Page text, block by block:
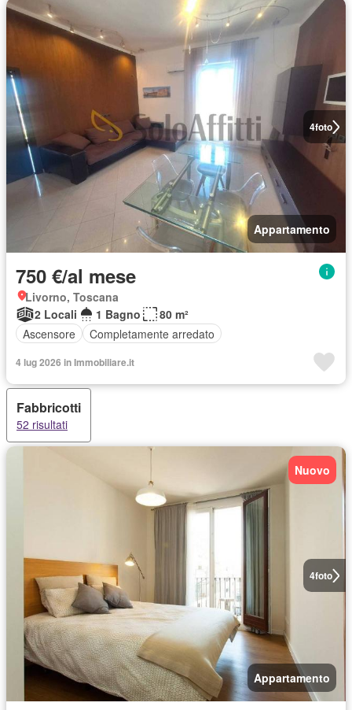
4foto
Appartamento
750 €/al mese
Livorno, Toscana
2 Locali
1 Bagno
80 m²
Ascensore
Completamente arredato
4 lug 2026 in Immobiliare.it
Fabbricotti
52 risultati
4foto
Nuovo
Appartamento